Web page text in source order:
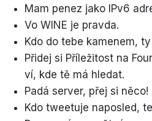
Mam penez jako IPv6
Vo WINE je pravda.
Kdo do tebe kamenem,
Přidej si Příležitost na
ví, kde tě má hledat.
Padá server, přej si něco!
Kdo tweetuje naposled,